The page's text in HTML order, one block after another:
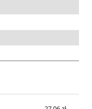
płatności